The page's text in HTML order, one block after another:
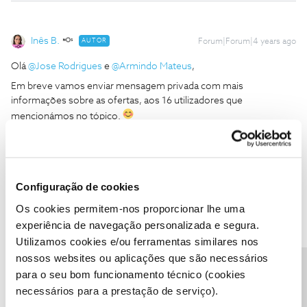
Configuração de cookies
Os cookies permitem-nos proporcionar lhe uma
experiência de navegação personalizada e segura.
Utilizamos cookies e/ou ferramentas similares nos
nossos websites ou aplicações que são necessários
para o seu bom funcionamento técnico (cookies
necessários para a prestação de serviço).
Inês B. AUTOR Forum|Forum|4 years ago
Olá@Jose Rodrigues e @Armindo Mateus,
Em breve vamos enviar mensagem privada com mais
informações sobre as ofertas, aos 16 utilizadores que
mencionámos no tópico.
como "Melhor Resposta" e faça "Like" nos melhores comentários.
7 pessoas gostaram